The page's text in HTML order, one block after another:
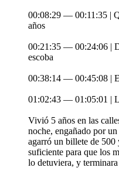
00:08:29 — 00:11:35 |
años
00:21:35 — 00:24:06 |
escoba
00:38:14 — 00:45:08 |
01:02:43 — 01:05:01 |
Vivió 5 años en las
noche, engañado por
agarró un billete de 500
suficiente para que los
lo detuviera, y